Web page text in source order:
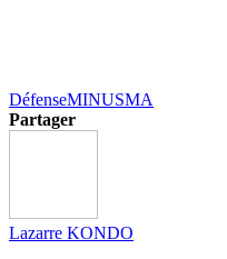
DéfenseMINUSMA
Partager
Lazarre KONDO